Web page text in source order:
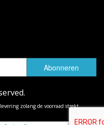
zolang de voorraad strekt.